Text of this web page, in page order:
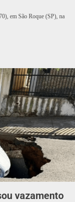
em São Roque (SP), na
vazamento